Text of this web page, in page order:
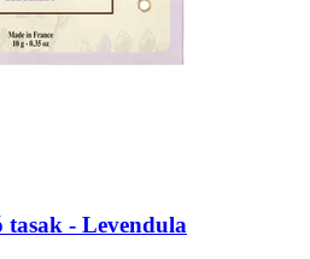
tasak -​ Levendula